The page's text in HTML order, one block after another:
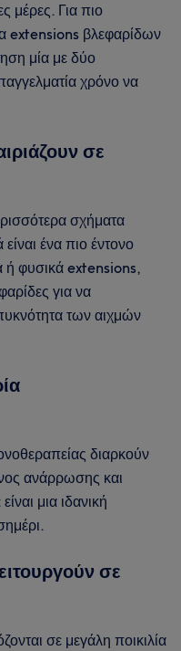
μέρες. Για πιο
extensions βλεφαρίδων
μία με δύο
χρόνο να
σε
σχήματα
ένα πιο έντονο
φυσικά extensions,
για να
των αιχμών
διαρκούν
ανάρρωσης και
μια ιδανική
σε
σε μεγάλη ποικιλία